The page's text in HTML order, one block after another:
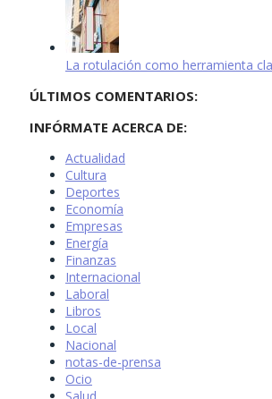
La rotulación como herramienta
ÚLTIMOS COMENTARIOS:
INFÓRMATE ACERCA DE:
Actualidad
Cultura
Deportes
Economía
Empresas
Energía
Finanzas
Internacional
Laboral
Libros
Local
Nacional
notas-de-prensa
Ocio